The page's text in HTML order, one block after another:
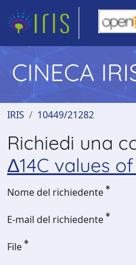
CINECA
IRIS 10449/21282
Richiedi una
Δ14C values
Nome del richiedente
E-mail del richiedente
File